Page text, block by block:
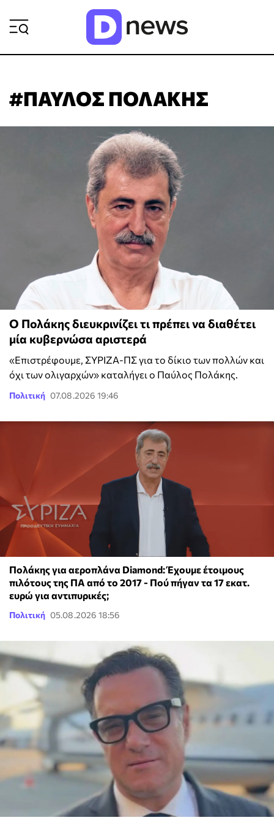
#ΠΑΥΛΟΣ ΠΟΛΑΚΗΣ
Ο Πολάκης διευκρινίζει τι πρέπει να διαθέτει
μία κυβερνώσα αριστερά
«Επιστρέφουμε, ΣΥΡΙΖΑ-ΠΣ για το δίκιο των πολλών και
όχι των ολιγαρχών» καταλήγει ο Παύλος Πολάκης.
Πολιτική 07.08.2026 19:46
Πολάκης για αεροπλάνα Diamond: Έχουμε έτοιμους
πιλότους της ΠΑ από το 2017 - Πού πήγαν τα 17 εκατ.
ευρώ για αντιπυρικές;
Πολιτική 05.08.2026 18:56